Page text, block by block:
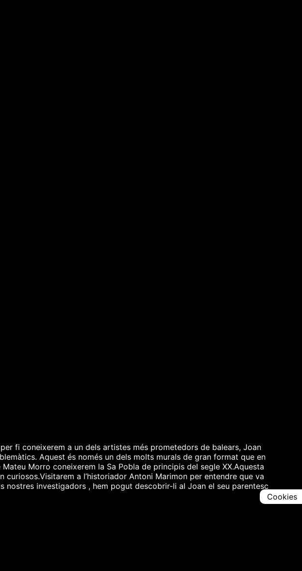
fi coneixerem a un dels artistes més prometedors de balears, Joan
Aquest és només un dels molts murals de gran format que en
Morro coneixerem la Sa Pobla de principis del segle XX.Aquesta
a l’historiador Antoni Marimon per entendre que va
investigadors , hem pogut descobrir-li al Joan el seu parentesc
Cookies